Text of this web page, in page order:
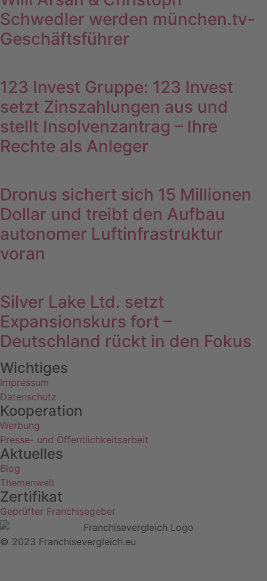
Schwedler werden münchen.tv-
Geschäftsführer
123 Invest Gruppe: 123 Invest
setzt Zinszahlungen aus und
stellt Insolvenzantrag – Ihre
Rechte als Anleger
Dronus sichert sich 15 Millionen
Dollar und treibt den Aufbau
autonomer Luftinfrastruktur
voran
Silver Lake Ltd. setzt
Expansionskurs fort –
Deutschland rückt in den Fokus
Wichtiges
Impressum
Datenschutz
Kooperation
Werbung
Presse- und Öffentlichkeitsarbeit
Aktuelles
Blog
Themenwelt
Zertifikat
Geprüfter Franchisegeber
© 2023 Franchisevergleich.eu